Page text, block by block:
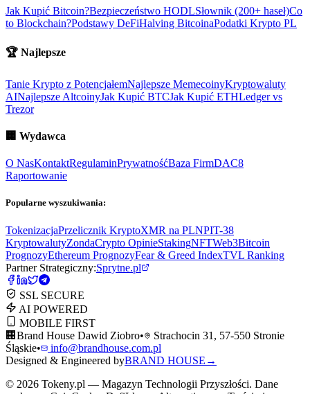
Jak Kupić Bitcoin?Bezpieczeństwo HODLSłownik (200+ haseł)Co
to Blockchain?Podstawy DeFiHalving BitcoinaPodatki Krypto PL
🏆 Najlepsze
Tanie Krypto z PotencjałemNajlepsze MemecoinyKryptowaluty
AINajlepsze AltcoinyJak Kupić BTCJak Kupić ETHLedger vs
Trezor
🏢 Wydawca
O NasKontaktRegulaminPrywatnośćBaza FirmDAC8
Raportowanie
Popularne wyszukiwania:
TokenizacjaPrzelicznik KryptoXMR na PLNPIT-38
KryptowalutyZondaCrypto OpinieStakingNFTWeb3Bitcoin
PrognozyEthereum PrognozyFear & Greed IndexTVL Ranking
Partner Strategiczny:Sprytne.pl
SSL SECURE
AI POWERED
MOBILE FIRST
🏢 Brand House Dawid Ziobro•
Strachocin 31, 57-550 Stronie
Śląskie•
info@brandhouse.com.pl
Designed & Engineered byBRAND HOUSE →
© 2026 Tokeny.pl — Magazyn Technologii Przyszłości. Dane